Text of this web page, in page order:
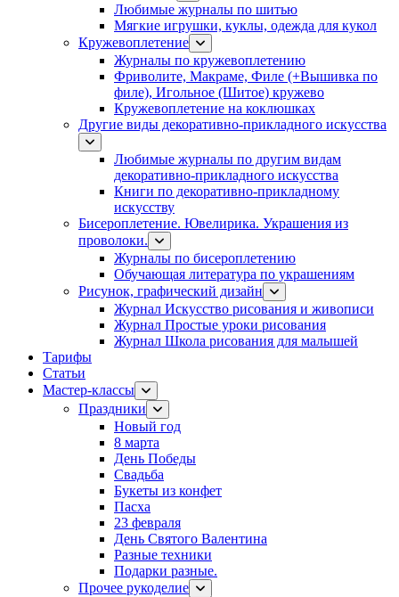
Любимые журналы по шитью
Мягкие игрушки, куклы, одежда для кукол
Кружевоплетение
Журналы по кружевоплетению
Фриволите, Макраме, Филе (+Вышивка по
филе), Игольное (Шитое) кружево
Кружевоплетение на коклюшках
Другие виды декоративно-прикладного искусства
Любимые журналы по другим видам
декоративно-прикладного искусства
Книги по декоративно-прикладному
искусству
Бисероплетение. Ювелирика. Украшения из
проволоки.
Журналы по бисероплетению
Обучающая литература по украшениям
Рисунок, графический дизайн
Журнал Искусство рисования и живописи
Журнал Простые уроки рисования
Журнал Школа рисования для малышей
Тарифы
Статьи
Мастер-классы
Праздники
Новый год
8 марта
День Победы
Свадьба
Букеты из конфет
Пасха
23 февраля
День Святого Валентина
Разные техники
Подарки разные.
Прочее рукоделие